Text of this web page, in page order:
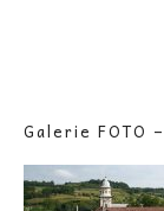
Galerie FOTO